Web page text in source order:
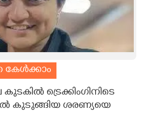
ട്രെക്കിംഗിനിടെ
കുടുങ്ങിയ ശരണ്യയെ